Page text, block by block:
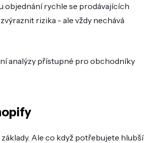
objednání rychle se prodávajících
rizika - ale vždy nechává
analýzy přístupné pro obchodníky
Ale co když potřebujete hlubší